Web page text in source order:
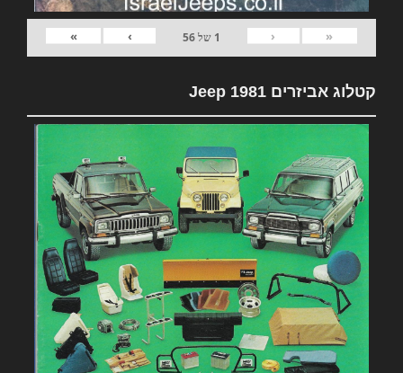
«
‹
1 של56
›
»
קטלוג אביזרים 1981 Jeep